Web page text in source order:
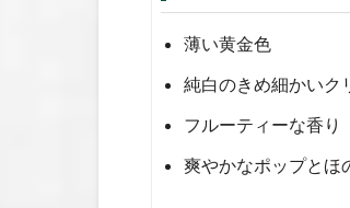
薄い黄金色
純白のきめ細かいク
フルーティーな香り
爽やかなポップとほ